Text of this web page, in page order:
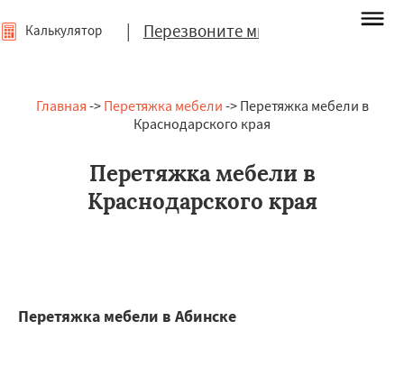
| Перезвоните мне
Калькулятор
Главная -> Перетяжка мебели -> Перетяжка мебели в
Краснодарского края
Перетяжка мебели в
Краснодарского края
Перетяжка мебели в Абинске